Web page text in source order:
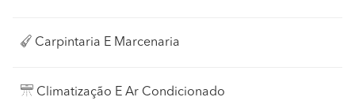
Carpintaria E Marcenaria
Climatização E Ar Condicionado